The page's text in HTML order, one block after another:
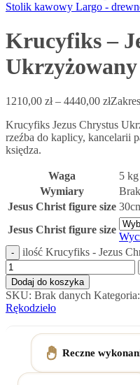
Stolik kawowy Largo -
Krucyfiks –
Ukrzyżowany
1210,00 zł – 4440,00 zł
Krucyfiks Jezus Chrystus
rzeźba do kaplicy, kancelarii
księdza.
Waga
5 kg
Wymiary
Jesus Christ figure size
Jesus Christ figure size
ilość Krucyfiks - Jezus
Dodaj do koszyka
SKU: Brak danych Kategoria:
Rękodzieło
Reczne